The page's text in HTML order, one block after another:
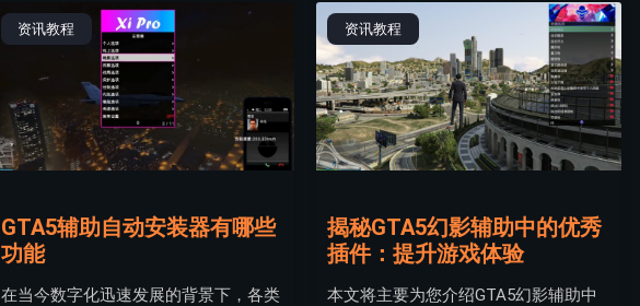
资讯教程
GTA5辅助自动安装器有哪些
功能
在当今数字化迅速发展的背景下，各类
资讯教程
揭秘GTA5幻影辅助中的优秀
插件：提升游戏体验
本文将主要为您介绍GTA5幻影辅助中